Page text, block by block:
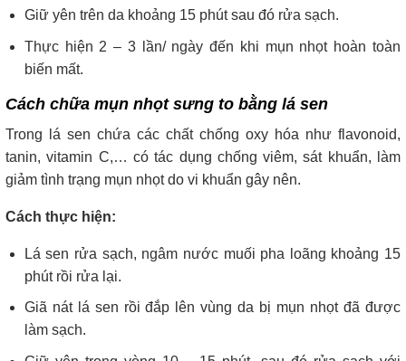
Giữ yên trên da khoảng 15 phút sau đó rửa sạch.
Thực hiện 2 – 3 lần/ ngày đến khi mụn nhọt hoàn toàn
biến mất.
Cách chữa mụn nhọt sưng to bằng lá sen
Trong lá sen chứa các chất chống oxy hóa như flavonoid,
tanin, vitamin C,… có tác dụng chống viêm, sát khuẩn, làm
giảm tình trạng mụn nhọt do vi khuẩn gây nên.
Cách thực hiện:
Lá sen rửa sạch, ngâm nước muối pha loãng khoảng 15
phút rồi rửa lại.
Giã nát lá sen rồi đắp lên vùng da bị mụn nhọt đã được
làm sạch.